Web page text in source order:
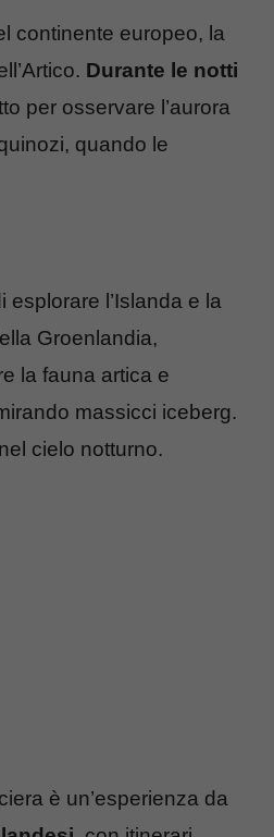
continente europeo, la
Durante le notti
per osservare l’aurora
quando le
l’Islanda e la
Groenlandia,
la fauna artica e
massicci iceberg.
cielo notturno.
è un’esperienza da